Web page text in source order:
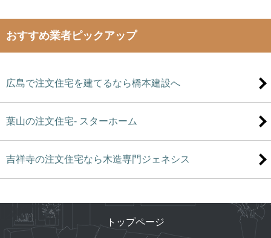
おすすめ業者ピックアップ
広島で注文住宅を建てるなら橋本建設へ
葉山の注文住宅- スターホーム
吉祥寺の注文住宅なら木造専門ジェネシス
トップページ